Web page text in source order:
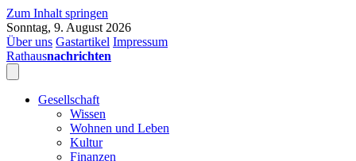
Zum Inhalt springen
Sonntag, 9. August 2026
Über uns Gastartikel Impressum
Rathausnachrichten
Gesellschaft
Wissen
Wohnen und Leben
Kultur
Finanzen